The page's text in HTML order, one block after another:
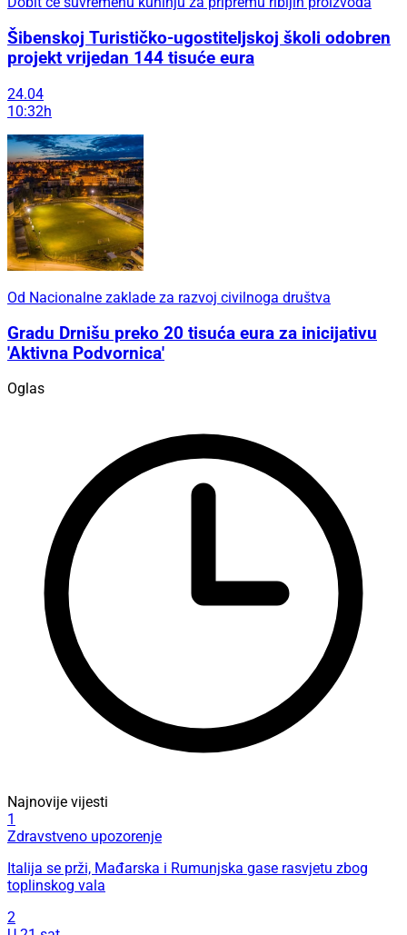
Šibenskoj Turističko-ugostiteljskoj školi odobren
projekt vrijedan 144 tisuće eura
24.04
10:32h
Od Nacionalne zaklade za razvoj civilnoga društva
Gradu Drnišu preko 20 tisuća eura za inicijativu
'Aktivna Podvornica'
Oglas
Najnovije vijesti
1
Zdravstveno upozorenje
Italija se prži, Mađarska i Rumunjska gase rasvjetu zbog
toplinskog vala
2